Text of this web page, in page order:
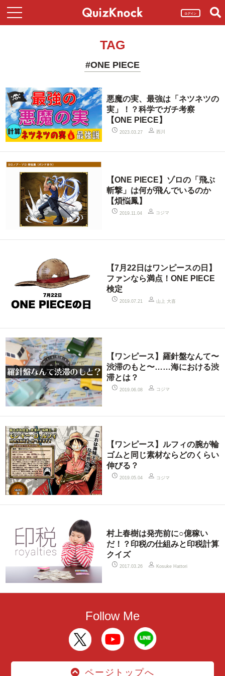
ログイン
TAG
#ONE PIECE
悪魔の実、最強は「ネツネツの
実」！？科学でガチ考察
【ONE PIECE】
2023.03.27 西川
【ONE PIECE】ゾロの「飛ぶ
斬撃」は何が飛んでいるのか
【煩悩鳳】
2019.11.04 コジマ
【7月22日はワンピースの日】
ファンなら満点！ONE PIECE
検定
2019.07.21 山上 大喜
【ワンピース】羅針盤なんて〜
渋滞のもと〜……海における渋
滞とは？
2019.06.08 コジマ
【ワンピース】ルフィの腕が輪
ゴムと同じ素材ならどのくらい
伸びる？
2019.05.04 コジマ
村上春樹は発売前に○億稼い
だ！？印税の仕組みと印税計算
クイズ
2017.03.26 Kosuke Hattori
Follow Me
ページトップへ